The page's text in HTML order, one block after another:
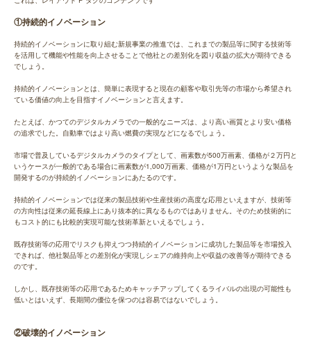
①持続的イノベーション
持続的イノベーションに取り組む新規事業の推進では、これまでの製品等に関する技術等
を活用して機能や性能を向上させることで他社との差別化を図り収益の拡大が期待できる
でしょう。
持続的イノベーションとは、簡単に表現すると現在の顧客や取引先等の市場から希望され
ている価値の向上を目指すイノベーションと言えます。
たとえば、かつてのデジタルカメラでの一般的なニーズは、より高い画質とより安い価格
の追求でした。自動車ではより高い燃費の実現などになるでしょう。
市場で普及しているデジタルカメラのタイプとして、画素数が500万画素、価格が２万円と
いうケースが一般的である場合に画素数が1,000万画素、価格が1万円というような製品を
開発するのが持続的イノベーションにあたるのです。
持続的イノベーションでは従来の製品技術や生産技術の高度な応用といえますが、技術等
の方向性は従来の延長線上にあり抜本的に異なるものではありません。そのため技術的に
もコスト的にも比較的実現可能な技術革新といえるでしょう。
既存技術等の応用でリスクも抑えつつ持続的イノベーションに成功した製品等を市場投入
できれば、他社製品等との差別化が実現しシェアの維持向上や収益の改善等が期待できる
のです。
しかし、既存技術等の応用であるためキャッチアップしてくるライバルの出現の可能性も
低いとはいえず、長期間の優位を保つのは容易ではないでしょう。
②破壊的イノベーション